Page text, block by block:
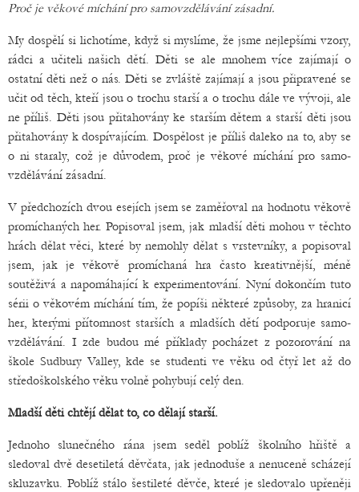
Proč je věkové míchání pro samovzdělávání zásadní.
My dospělí si lichotíme, když si myslíme, že jsme nejlepšími vzory,
rádci a učiteli našich dětí. Děti se ale mnohem více zajímají o
ostatní děti než o nás. Děti se zvláště zajímají a jsou připravené se
učit od těch, kteří jsou o trochu starší a o trochu dále ve vývoji, ale
ne příliš. Děti jsou přitahovány ke starším dětem a starší děti jsou
přitahovány k dospívajícím. Dospělost je příliš daleko na to, aby se
o ni staraly, což je důvodem, proč je věkové míchání pro samo-
vzdělávání zásadní.
V předchozích dvou esejích jsem se zaměřoval na hodnotu věkově
promíchaných her. Popisoval jsem, jak mladší děti mohou v těchto
hrách dělat věci, které by nemohly dělat s vrstevníky, a popisoval
jsem, jak je věkově promíchaná hra často kreativnější, méně
soutěživá a napomáhající k experimentování. Nyní dokončím tuto
sérii o věkovém míchání tím, že popíši některé způsoby, za hranicí
her, kterými přítomnost starších a mladších dětí podporuje samo-
vzdělávání. I zde budou mé příklady pocházet z pozorování na
škole Sudbury Valley, kde se studenti ve věku od čtyř let až do
středoškolského věku volně pohybují celý den.
Mladší děti chtějí dělat to, co dělají starší.
Jednoho slunečného rána jsem seděl poblíž školního hřiště a
sledoval dvě desetiletá děvčata, jak jednoduše a nenuceně scházejí
skluzavku. Poblíž stálo šestileté děvče, které je sledovalo upřeněji